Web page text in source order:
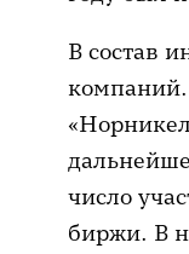
В состав
число
биржи. В